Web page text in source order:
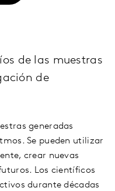
de las muestras
de
generadas
Se pueden utilizar
crear nuevas
Los científicos
durante décadas